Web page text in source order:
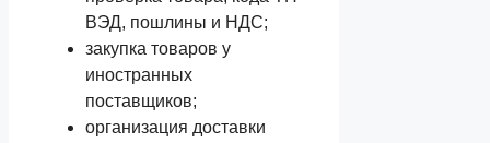
ВЭД, пошлины и НДС;
закупка товаров у
иностранных
поставщиков;
организация доставки